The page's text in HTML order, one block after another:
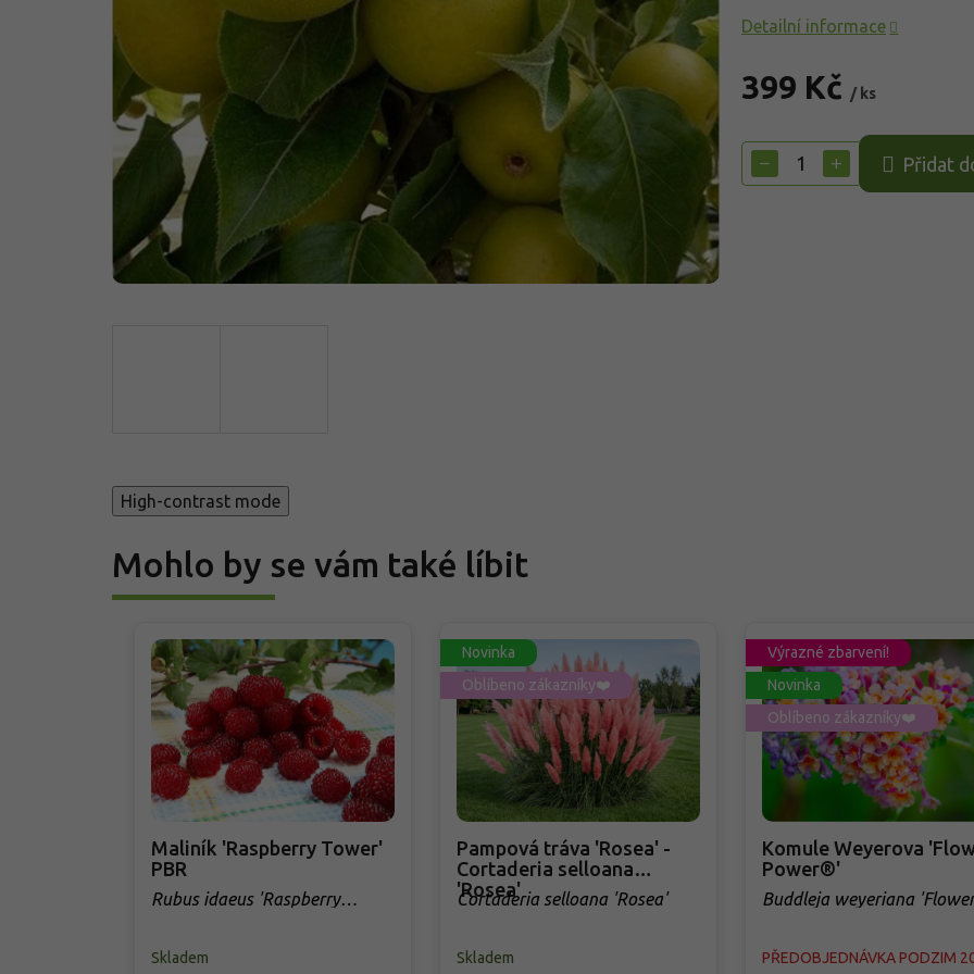
399 Kč / ks
cena:
+
− Přidat
Detailní informace
High-contrast mode
Mohlo by se vám také líbit
Maliník 'Raspberry Tower'
PBR
Rubus idaeus 'Raspberry
Skladem
Novinka
Oblíbeno zákazníky❤️
Pampová tráva 'Rosea' -
Cortaderia selloana
'Rosea'
Cortaderia selloana 'Rosea'
Skladem
Výrazné zbarvení!
Novinka
Oblíbeno zákazníky❤️
Komule Weyerova
Power®'
Buddleja weyeriana 'Flower
PŘEDOBJEDNÁVKA PODZIM